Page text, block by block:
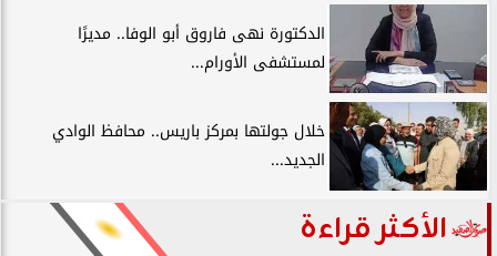
الدكتورة نهى فاروق أبو الوفا.. مديرًا
لمستشفى الأورام...
خلال جولتها بمركز باريس.. محافظ الوادي
الجديد...
الأكثر قراءة